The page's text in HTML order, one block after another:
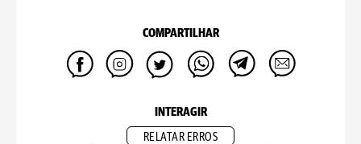
COMPARTILHAR
INTERAGIR
RELATAR ERROS